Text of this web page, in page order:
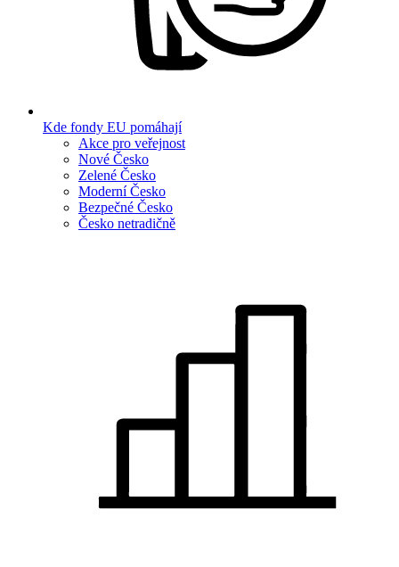
Kde fondy EU pomáhají
Akce pro veřejnost
Nové Česko
Zelené Česko
Moderní Česko
Bezpečné Česko
Česko netradičně